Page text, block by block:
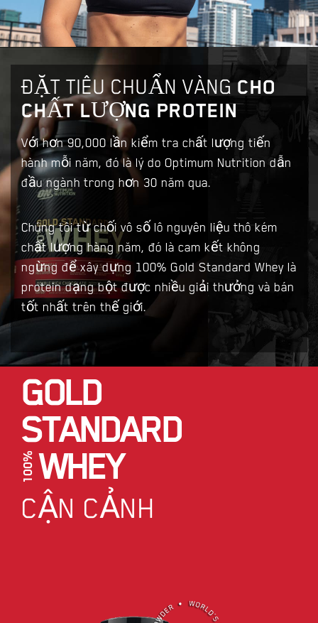
ĐẶT TIÊU CHUẨN VÀNGCHO
CHẤT LƯỢNG PROTEIN
Với hơn 90,000 lần kiểm tra chất lượng tiến
hành mỗi năm, đó là lý do Optimum Nutrition dẫn
đầu ngành trong hơn 30 năm qua.
Chúng tôi từ chối vô số lô nguyên liệu thô kém
chất lượng hàng năm, đó là cam kết không
ngừng để xây dựng 100% Gold Standard Whey là
protein dạng bột được nhiều giải thưởng và bán
tốt nhất trên thế giới.
GOLD
STANDARD
WHEY
CẬN CẢNH